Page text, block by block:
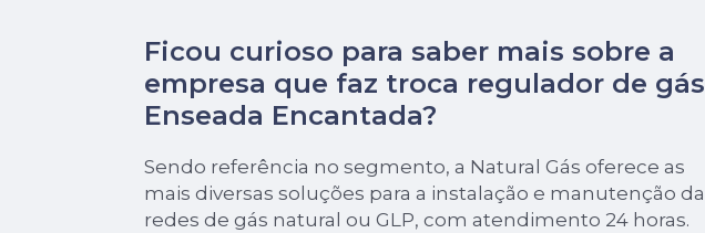
Ficou curioso para saber mais sobre a
empresa que faz troca regulador de gás
Enseada Encantada?
Sendo referência no segmento, a Natural Gás oferece as
mais diversas soluções para a instalação e manutenção da
redes de gás natural ou GLP, com atendimento 24 horas.